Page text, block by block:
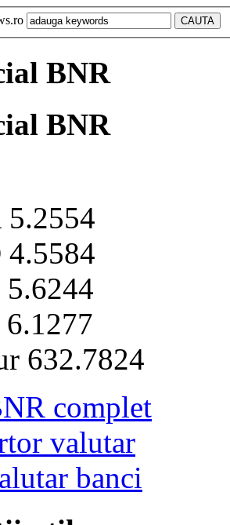
BNR
BNR
5.2554
4.5584
5.6244
6.1277
632.7824
complet
valutar
banci